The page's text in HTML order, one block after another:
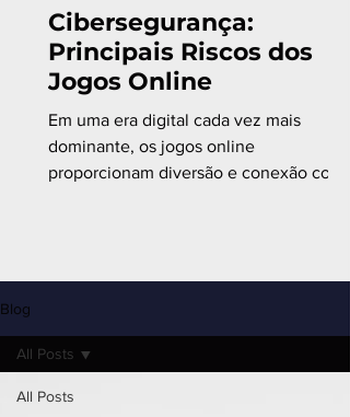
Cibersegurança:
Principais Riscos dos
Jogos Online
Em uma era digital cada vez mais
dominante, os jogos online
proporcionam diversão e conexão com
Blog
All Posts
All Posts